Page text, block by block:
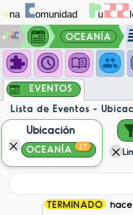
OCEANÍA
EVENTOS
Lista de Eventos -
Ubicación
OCEANÍA 27
TERMINADO